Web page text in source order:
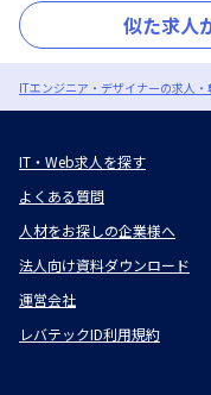
似た求人
ITエンジニア・デザイナーの求人・
IT・Web求人を探す
よくある質問
人材をお探しの企業様へ
法人向け資料ダウンロード
運営会社
レバテックID利用規約